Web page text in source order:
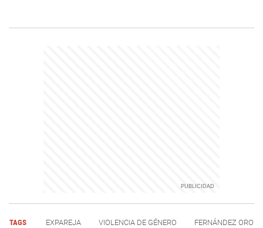
TAGS EXPAREJA VIOLENCIA DE GÉNERO FERNÁNDEZ ORO